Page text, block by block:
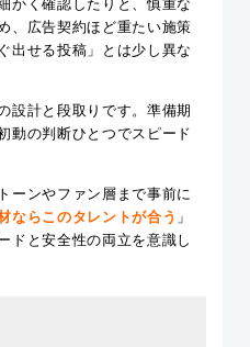
かく確認したりと、慎重な
、広告契約ほど重たい施策
出せる投稿」とは少し異な
設計と段取りです。準備期
動の判断ひとつでスピード
ーンやファン層まで事前に
ならこのタレントが合う 」
ドと安全性の両立を意識し